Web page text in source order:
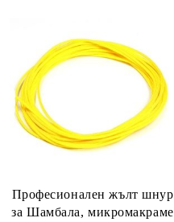
Професионален жълт шнур
за Шамбала, микромакраме